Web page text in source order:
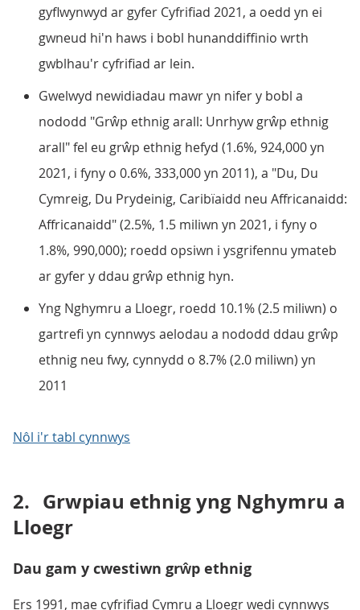
gyflwynwyd ar gyfer Cyfrifiad 2021, a oedd yn ei
gwneud hi'n haws i bobl hunanddiffinio wrth
gwblhau'r cyfrifiad ar lein.
Gwelwyd newidiadau mawr yn nifer y bobl a
nododd "Grŵp ethnig arall: Unrhyw grŵp ethnig
arall" fel eu grŵp ethnig hefyd (1.6%, 924,000 yn
2021, i fyny o 0.6%, 333,000 yn 2011), a "Du, Du
Cymreig, Du Prydeinig, Caribïaidd neu Affricanaidd:
Affricanaidd" (2.5%, 1.5 miliwn yn 2021, i fyny o
1.8%, 990,000); roedd opsiwn i ysgrifennu ymateb
ar gyfer y ddau grŵp ethnig hyn.
Yng Nghymru a Lloegr, roedd 10.1% (2.5 miliwn) o
gartrefi yn cynnwys aelodau a nododd ddau grŵp
ethnig neu fwy, cynnydd o 8.7% (2.0 miliwn) yn
2011
Nôl i'r tabl cynnwys
2. Grwpiau ethnig yng Nghymru a
Lloegr
Dau gam y cwestiwn grŵp ethnig
Ers 1991, mae cyfrifiad Cymru a Lloegr wedi cynnwys